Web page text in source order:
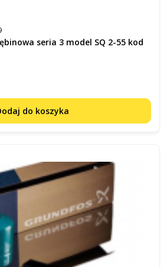
seria 3 model SQ 2-55 kod
do koszyka